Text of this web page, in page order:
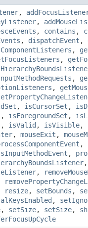
,
,
, contains ,
, dispatchEvent ,
,
,
,
,
, isCursorSet ,
, isForegroundSet ,
, isValid , isVisible,
, mouseExit ,
,
,
,
resize, setBounds ,
,
, setSize, setSize,